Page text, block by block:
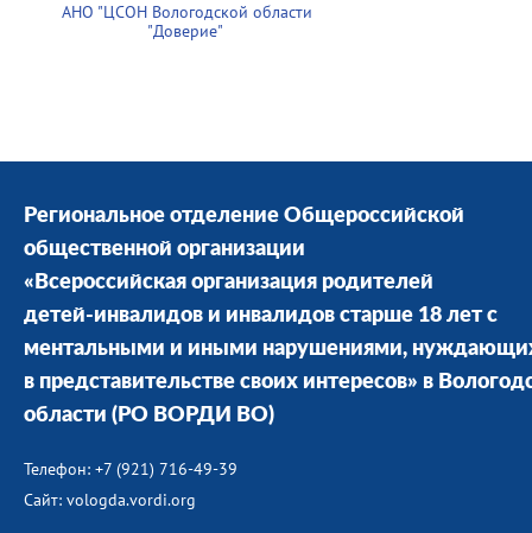
АНО "ЦСОН Вологодской области
"Доверие"
Региональное отделение Общероссийской
общественной организации
«Всероссийская организация родителей
детей-инвалидов и инвалидов старше 18 лет с
ментальными и иными нарушениями,
в представительстве своих интересов» в
области (РО ВОРДИ ВО)
Телефон: +7 (921) 716-49-39
Сайт: vologda.vordi.org